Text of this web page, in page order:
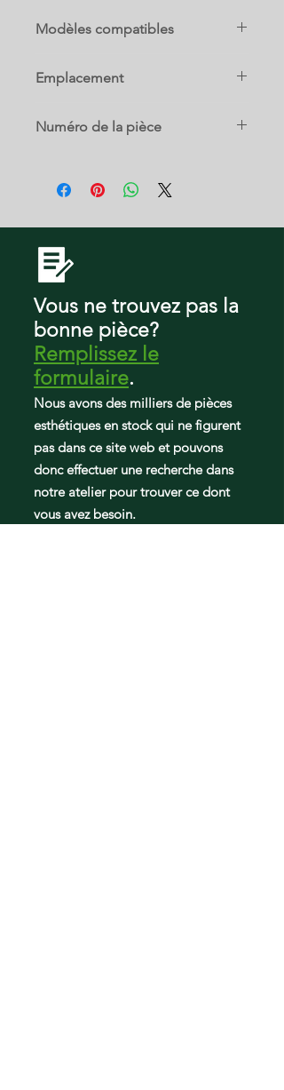
Modèles compatibles
FFHI1835VS0
FFHT1835VB0
FFHT1835VS0
FFTR1835VB0
FFTR1835VW0
FFTR2045VB0
FFTR2045VB2
FFTR2045VD0
FFTR2045VD2
FFTR2045VS0
FFTR2045VW0
LFTR1835VF0
LFTR2045VF0
Emplacement
Numéro de la pièce
Vous ne trouvez pas la
bonne pièce?
Remplissez le
formulaire.
Nous avons des milliers de pièces
esthétiques en stock qui ne figurent
pas dans ce site web et pouvons
donc effectuer une recherche dans
notre atelier pour trouver ce dont
vous avez besoin.